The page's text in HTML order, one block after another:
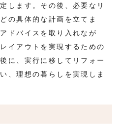
します。その後、必要なリ
の具体的な計画を立てま
ドバイスを取り入れなが
イアウトを実現するための
に、実行に移してリフォー
、理想の暮らしを実現しま